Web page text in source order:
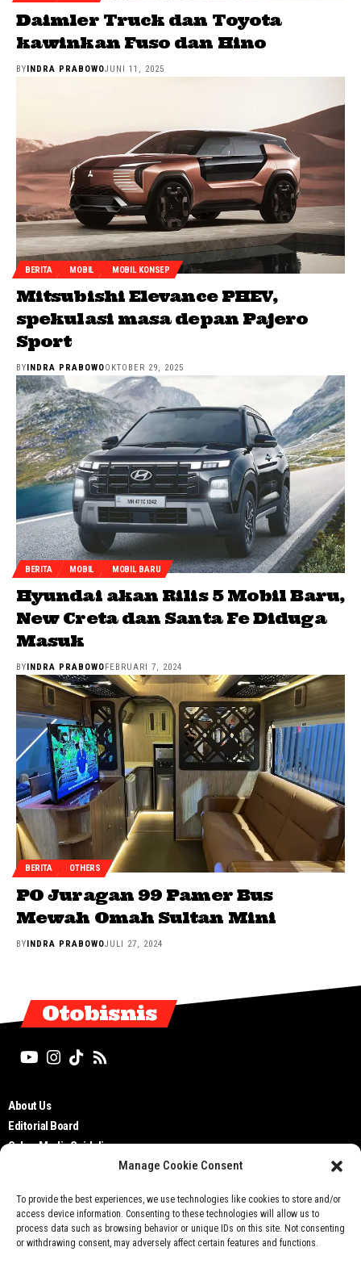
Manage Cookie Consent
To provide the best experiences, we use technologies like cookies to store and/or
access device information. Consenting to these technologies will allow us to
process data such as browsing behavior or unique IDs on this site. Not consenting
or withdrawing consent, may adversely affect certain features and functions.
Daimler Truck dan Toyota
kawinkan Fuso dan Hino
BYINDRA PRABOWOJUNI 11, 2025
BERITA MOBIL MOBIL KONSEP
Mitsubishi Elevance PHEV,
spekulasi masa depan Pajero
Sport
BY INDRA PRABOWOOKTOBER 29, 2025
BERITA MOBIL MOBIL BARU
Hyundai akan Rilis 5 Mobil Baru,
New Creta dan Santa Fe Diduga
Masuk
BY INDRA PRABOWO FEBRUARI 7, 2024
BERITA OTHERS
PO Juragan 99 Pamer Bus
Mewah Omah Sultan Mini
BYINDRA PRABOWOJULI 27, 2024
Otobisnis
About Us
Editorial Board
Cyber Media Guidelines
Privacy Policy
Contact Us